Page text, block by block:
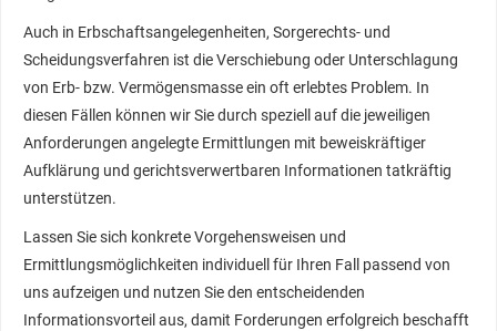
Auch in Erbschaftsangelegenheiten, Sorgerechts- und
Scheidungsverfahren ist die Verschiebung oder Unterschlagung
von Erb- bzw. Vermögensmasse ein oft erlebtes Problem. In
diesen Fällen können wir Sie durch speziell auf die jeweiligen
Anforderungen angelegte Ermittlungen mit beweiskräftiger
Aufklärung und gerichtsverwertbaren Informationen tatkräftig
unterstützen.
Lassen Sie sich konkrete Vorgehensweisen und
Ermittlungsmöglichkeiten individuell für Ihren Fall passend von
uns aufzeigen und nutzen Sie den entscheidenden
Informationsvorteil aus, damit Forderungen erfolgreich beschafft